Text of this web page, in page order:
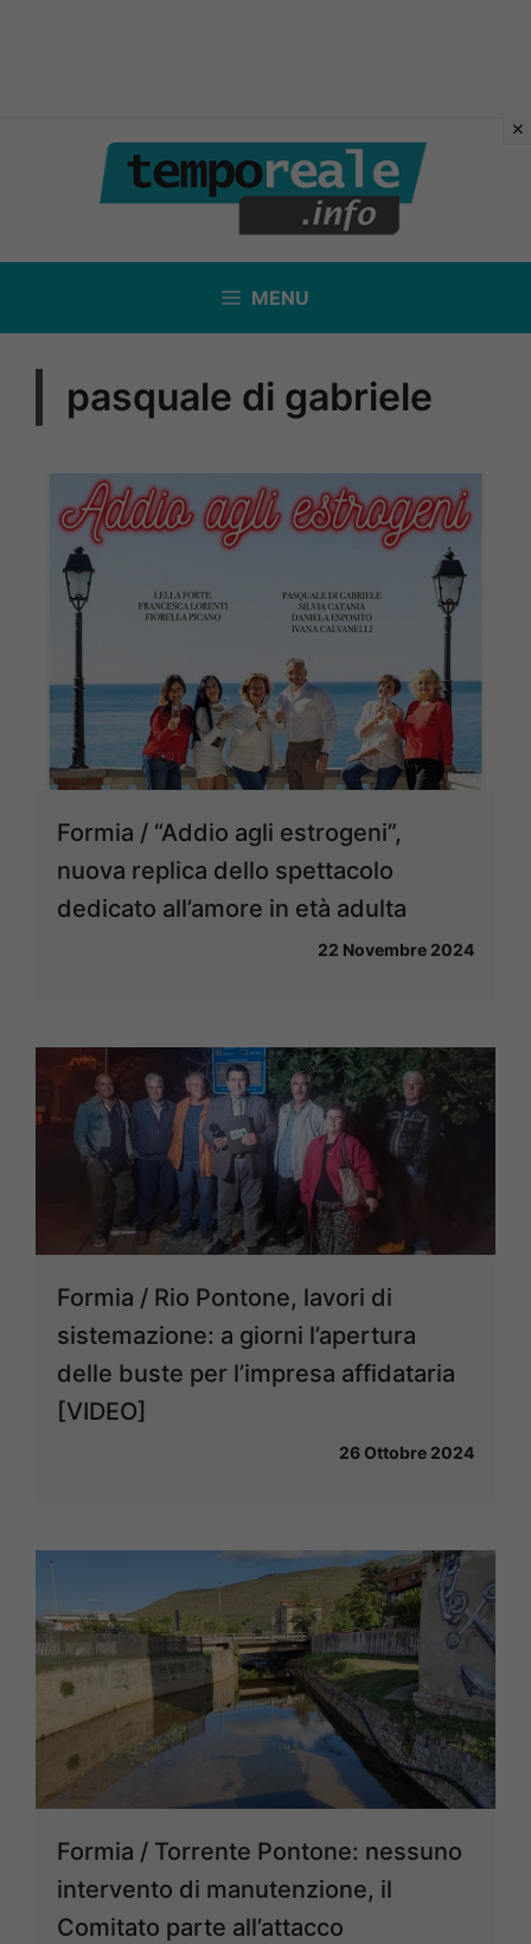
contenuto
MENU
pasquale di gabriele
Formia / “Addio agli estrogeni”,
nuova replica dello spettacolo
dedicato all’amore in età adulta
22 Novembre 2024
Formia / Rio Pontone, lavori di
sistemazione: a giorni l’apertura
delle buste per l’impresa affidataria
[VIDEO]
26 Ottobre 2024
Formia / Torrente Pontone: nessuno
intervento di manutenzione, il
Comitato parte all’attacco